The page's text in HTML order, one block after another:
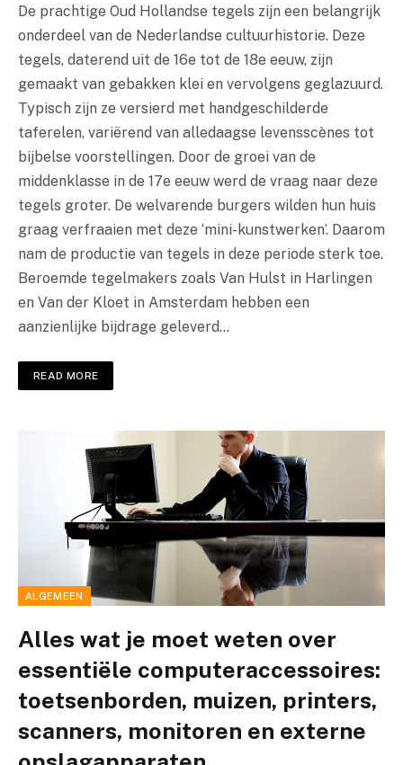
De prachtige Oud Hollandse tegels zijn een belangrijk
onderdeel van de Nederlandse cultuurhistorie. Deze
tegels, daterend uit de 16e tot de 18e eeuw, zijn
gemaakt van gebakken klei en vervolgens geglazuurd.
Typisch zijn ze versierd met handgeschilderde
taferelen, variërend van alledaagse levensscènes tot
bijbelse voorstellingen. Door de groei van de
middenklasse in de 17e eeuw werd de vraag naar deze
tegels groter. De welvarende burgers wilden hun huis
graag verfraaien met deze ‘mini-kunstwerken’. Daarom
nam de productie van tegels in deze periode sterk toe.
Beroemde tegelmakers zoals Van Hulst in Harlingen
en Van der Kloet in Amsterdam hebben een
aanzienlijke bijdrage geleverd…
READ MORE
ALGEMEEN
Alles wat je moet weten over
essentiële computeraccessoires:
toetsenborden, muizen, printers,
scanners, monitoren en externe